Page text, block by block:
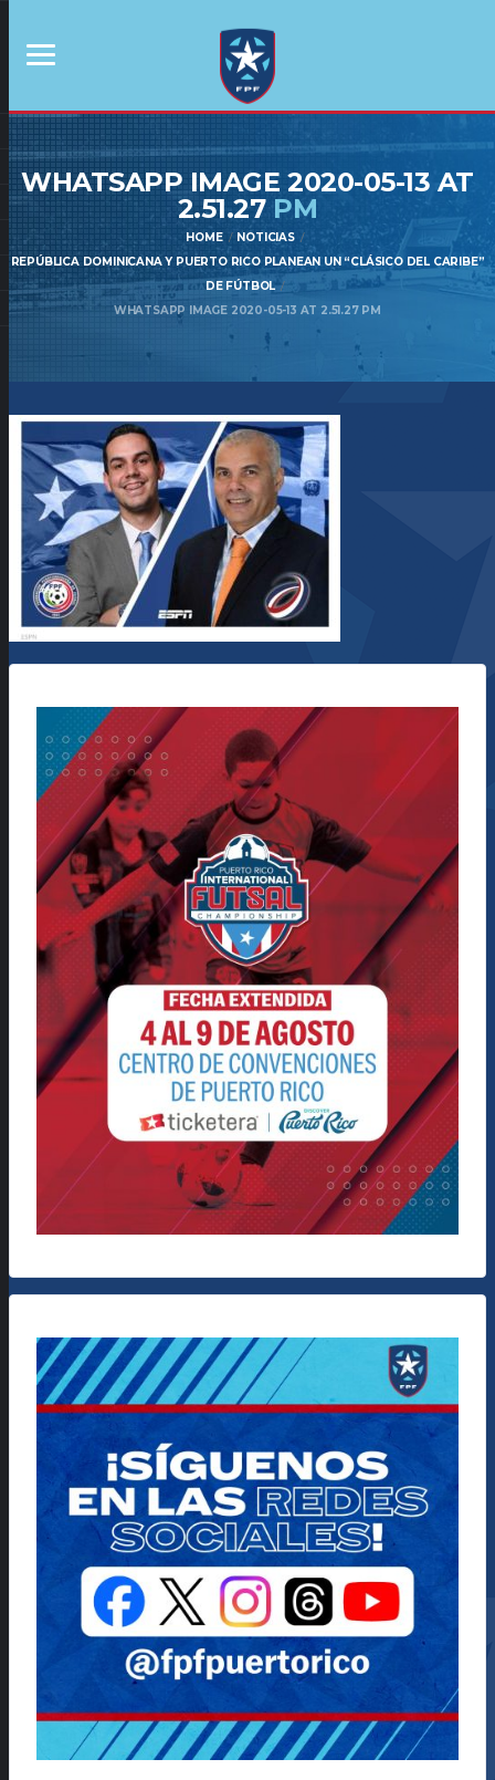
WHATSAPP IMAGE 2020-05-13 AT
2.51.27 PM
HOME
NOTICIAS
REPÚBLICA DOMINICANA Y PUERTO RICO PLANEAN UN “CLÁSICO DEL CARIBE”
DE FÚTBOL
WHATSAPP IMAGE 2020-05-13 AT 2.51.27 PM